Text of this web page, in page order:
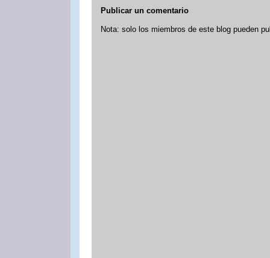
Publicar un comentario
Nota: solo los miembros de este blog pueden